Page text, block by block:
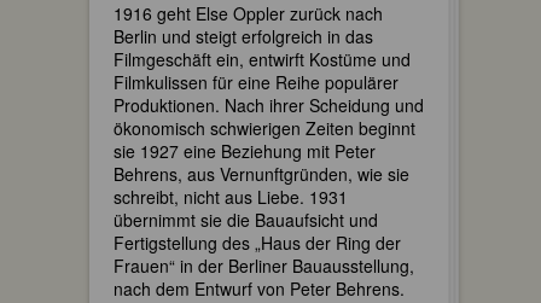
1916 geht Else Oppler zurück nach
Berlin und steigt erfolgreich in das
Filmgeschäft ein, entwirft Kostüme und
Filmkulissen für eine Reihe populärer
Produktionen. Nach ihrer Scheidung und
ökonomisch schwierigen Zeiten beginnt
sie 1927 eine Beziehung mit Peter
Behrens, aus Vernunftgründen, wie sie
schreibt, nicht aus Liebe. 1931
übernimmt sie die Bauaufsicht und
Fertigstellung des „Haus der Ring der
Frauen“ in der Berliner Bauausstellung,
nach dem Entwurf von Peter Behrens.